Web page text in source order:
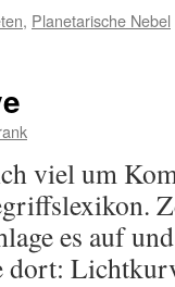
, Planetarische Nebel
viel um
es auf
dort: